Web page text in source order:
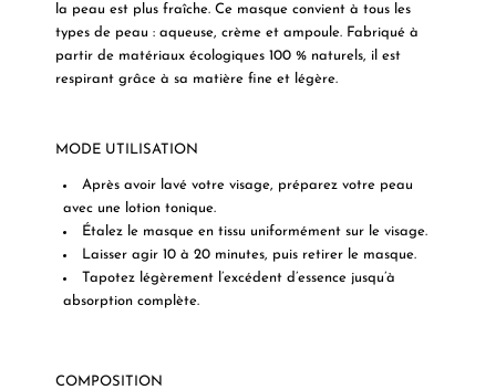
la peau est plus fraîche. Ce masque convient à tous les
types de peau : aqueuse, crème et ampoule. Fabriqué à
partir de matériaux écologiques 100 % naturels, il est
respirant grâce à sa matière fine et légère.
MODE UTILISATION
Après avoir lavé votre visage, préparez votre peau
avec une lotion tonique.
Étalez le masque en tissu uniformément sur le visage.
Laisser agir 10 à 20 minutes, puis retirer le masque.
Tapotez légèrement l’excédent d’essence jusqu’à
absorption complète.
COMPOSITION